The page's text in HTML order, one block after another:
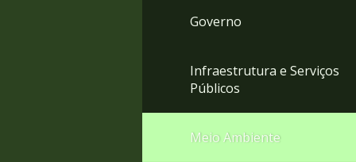
Governo
Infraestrutura e Serviços
Públicos
Meio Ambiente